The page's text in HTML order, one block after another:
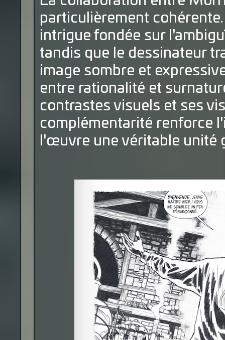
particulièrement
intrigue fondée sur
tandis que le dessinateur
image sombre et
entre rationalité et
contrastes visuels et ses
complémentarité renforce
l'œuvre une véritable unité